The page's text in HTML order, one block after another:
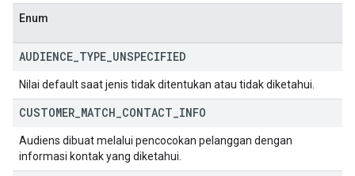
Enum
AUDIENCE TYPE UNSPECIFIED
Nilai default saat jenis tidak ditentukan atau tidak diketahui.
CUSTOMER MATCH CONTACT INFO
Audiens dibuat melalui pencocokan pelanggan dengan
informasi kontak yang diketahui.